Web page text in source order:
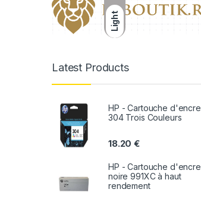
Light
Latest Products
HP - Cartouche d'encre
304 Trois Couleurs
18.20€
HP - Cartouche d'encre
noire 991XC à haut
rendement